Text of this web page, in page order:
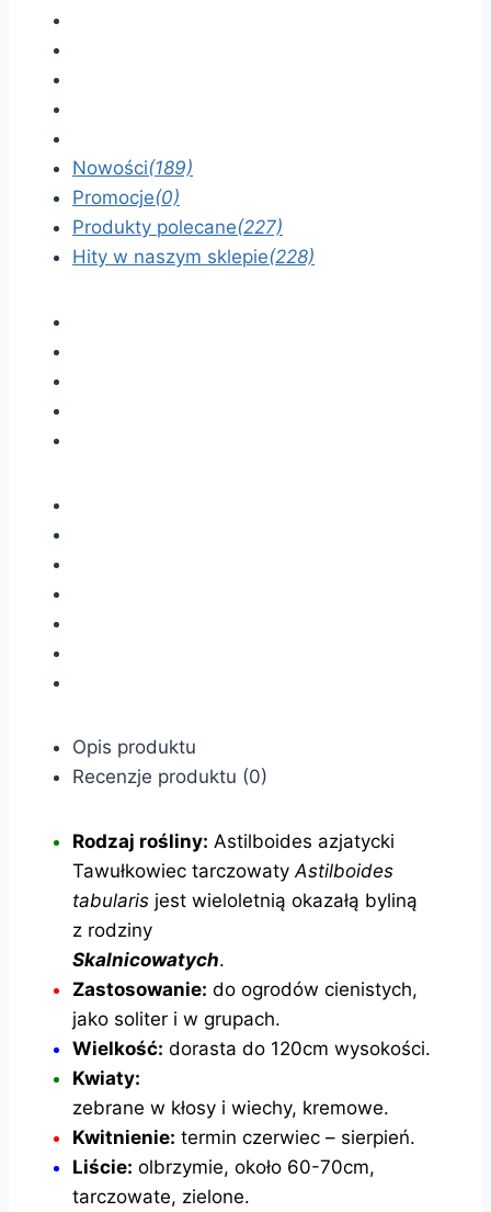
Nowości(189)
Promocje(0)
Produkty polecane(227)
Hity w naszym sklepie(228)
Opis produktu
Recenzje produktu (0)
Rodzaj rośliny: Astilboides azjatycki
Tawułkowiec tarczowaty Astilboides
tabularis jest wieloletnią okazałą byliną
z rodziny
Skalnicowatych.
Zastosowanie: do ogrodów cienistych,
jako soliter i w grupach.
Wielkość: dorasta do 120cm wysokości.
Kwiaty:
zebrane w kłosy i wiechy, kremowe.
Kwitnienie: termin czerwiec – sierpień.
Liście: olbrzymie, około 60-70cm,
tarczowate, zielone.